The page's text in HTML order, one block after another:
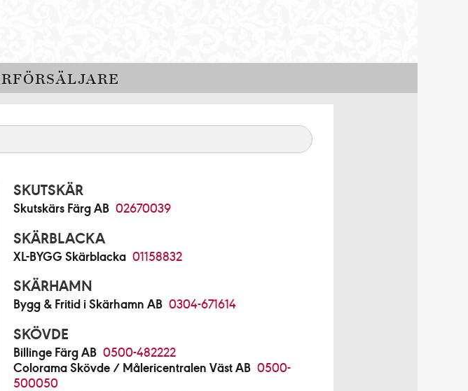
SKUTSKÄR
Skutskärs Färg AB 02670039
SKÄRBLACKA
XL-BYGG Skärblacka 01158832
SKÄRHAMN
Bygg & Fritid i Skärhamn AB 0304-671614
SKÖVDE
Billinge Färg AB 0500-482222
Colorama Skövde / Målericentralen Väst AB 0500-
500050